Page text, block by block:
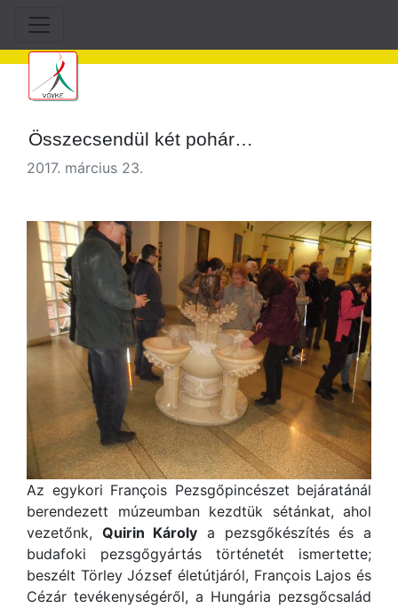
Összecsendül két pohár…
2017. március 23.
Az egykori François Pezsgőpincészet bejáratánál
berendezett múzeumban kezdtük sétánkat, ahol
vezetőnk, Quirin Károly a pezsgőkészítés és a
budafoki pezsgőgyártás történetét ismertette;
beszélt Törley József életútjáról, François Lajos és
Cézár tevékenységéről, a Hungária pezsgőcsalád